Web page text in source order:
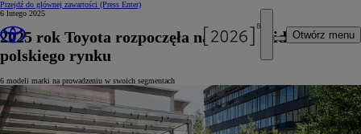
Przejdź do głównej zawartości (Press Enter)
Otwórz menu
6 lutego 2025
2025 rok Toyota rozpoczęła na pozycji lidera
polskiego rynku
6 modeli marki na prowadzeniu w swoich segmentach